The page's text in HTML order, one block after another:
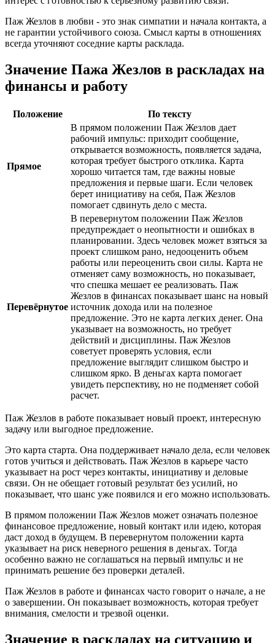
Паж Жезлов в любви - это знак симпатии и начала контакта, а
не гарантии устойчивого союза. Смысл карты в отношениях
всегда уточняют соседние карты расклада.
Значение Пажа Жезлов в раскладах на
финансы и работу
Положение По тексту
Прямое
В прямом положении Паж Жезлов дает
рабочий импульс: приходит сообщение,
открывается возможность, появляется задача,
которая требует быстрого отклика. Карта
хорошо читается там, где важны новые
предложения и первые шаги. Если человек
берет инициативу на себя, Паж Жезлов
помогает сдвинуть дело с места.
Перевёрнутое
В перевернутом положении Паж Жезлов
предупреждает о неопытности и ошибках в
планировании. Здесь человек может взяться за
проект слишком рано, недооценить объем
работы или переоценить свои силы. Карта не
отменяет саму возможность, но показывает,
что спешка мешает ее реализовать. Паж
Жезлов в финансах показывает шанс на новый
источник дохода или на полезное
предложение. Это не карта легких денег. Она
указывает на возможность, но требует
действий и дисциплины. Паж Жезлов
советует проверять условия, если
предложение выглядит слишком быстро и
слишком ярко. В деньгах карта помогает
увидеть перспективу, но не подменяет собой
расчет.
Паж Жезлов в работе показывает новый проект, интересную
задачу или выгодное предложение.
Это карта старта. Она поддерживает начало дела, если человек
готов учиться и действовать. Паж Жезлов в карьере часто
указывает на рост через контакты, инициативу и деловые
связи. Он не обещает готовый результат без усилий, но
показывает, что шанс уже появился и его можно использовать.
В прямом положении Паж Жезлов может означать полезное
финансовое предложение, новый контакт или идею, которая
даст доход в будущем. В перевернутом положении карта
указывает на риск неверного решения в деньгах. Тогда
особенно важно не соглашаться на первый импульс и не
принимать решение без проверки деталей.
Паж Жезлов в работе и финансах часто говорит о начале, а не
о завершении. Он показывает возможность, которая требует
внимания, смелости и трезвой оценки.
Значение в раскладах на ситуацию и